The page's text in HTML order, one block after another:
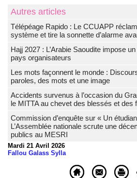
Autres articles
Télépéage Rapido : Le CCUAPP
système et tire la sonnette d’alarme
Hajj 2027 : L’Arabie Saoudite impose
pays organisateurs
Les mots façonnent le monde :
paroles, des mots et une image
Accidents survenus à l’occasion du
le MITTA au chevet des blessés et des
Commission d’enquête sur « Un
L’Assemblée nationale scrute une
publics au MESRI
Mardi 21 Avril 2026
Fallou Galass Sylla